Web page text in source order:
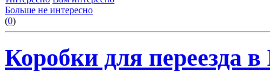
Больше не интересно
(0)
Коробки для переезда